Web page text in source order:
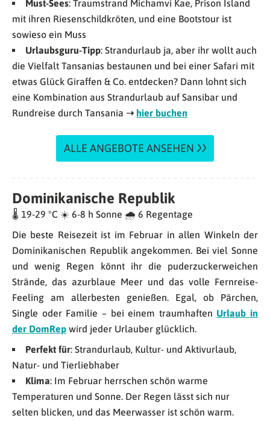
Must-Sees: Traumstrand Michamvi Kae, Prison Island
mit ihren Riesenschildkröten, und eine Bootstour ist
sowieso ein Muss
Urlaubsguru-Tipp: Strandurlaub ja, aber ihr wollt auch
die Vielfalt Tansanias bestaunen und bei einer Safari mit
etwas Glück Giraffen & Co. entdecken? Dann lohnt sich
eine Kombination aus Strandurlaub auf Sansibar und
Rundreise durch Tansania ➝ hier buchen
ALLE ANGEBOTE ANSEHEN
Dominikanische Republik
🌡 19-29 °C ☀️ 6-8 h Sonne 🌧 6 Regentage
Die beste Reisezeit ist im Februar in allen Winkeln der
Dominikanischen Republik angekommen. Bei viel Sonne
und wenig Regen könnt ihr die puderzuckerweichen
Strände, das azurblaue Meer und das volle Fernreise-
Feeling am allerbesten genießen. Egal, ob Pärchen,
Single oder Familie – bei einem traumhaften Urlaub in
der DomRep wird jeder Urlauber glücklich.
Perfekt für: Strandurlaub, Kultur- und Aktivurlaub,
Natur- und Tierliebhaber
Klima: Im Februar herrschen schön warme
Temperaturen und Sonne. Der Regen lässt sich nur
selten blicken, und das Meerwasser ist schön warm.